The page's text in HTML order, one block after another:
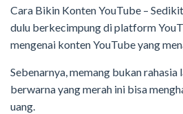
Cara Bikin Konten YouTube –
dulu berkecimpung di platform
mengenai konten YouTube yang
Sebenarnya, memang bukan
berwarna yang merah ini bisa
uang.